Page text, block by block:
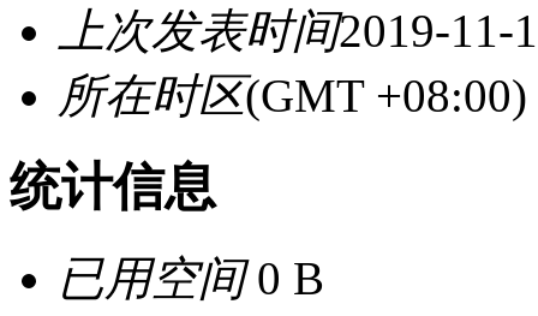
上次发表时间2019-11-
所在时区(GMT
统计信息
已用空间0 B